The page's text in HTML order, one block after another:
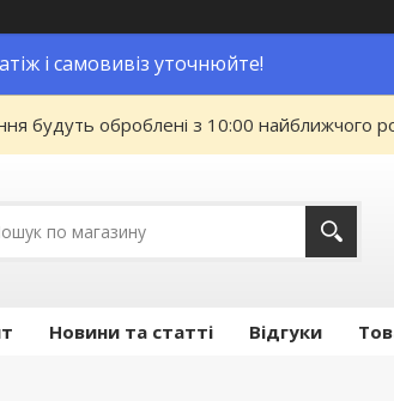
і самовивіз уточнюйте!
будуть оброблені з 10:00 найближчого
Новини та статті Відгуки